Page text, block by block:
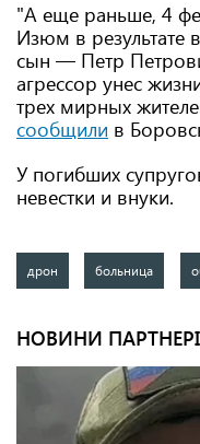
"А еще раньше, 4
Изюм в результате
сын — Петр
агрессор унес
трех мирных
сообщили в
У погибших
невестки и внуки.
дрон больница